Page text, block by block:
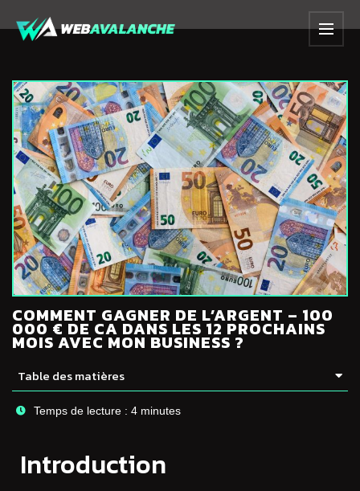
COMMENT GAGNER DE L’ARGENT – 100
000 € DE CA DANS LES 12 PROCHAINS
MOIS AVEC MON BUSINESS ?
Table des matières
Temps de lecture : 4 minutes
Introduction